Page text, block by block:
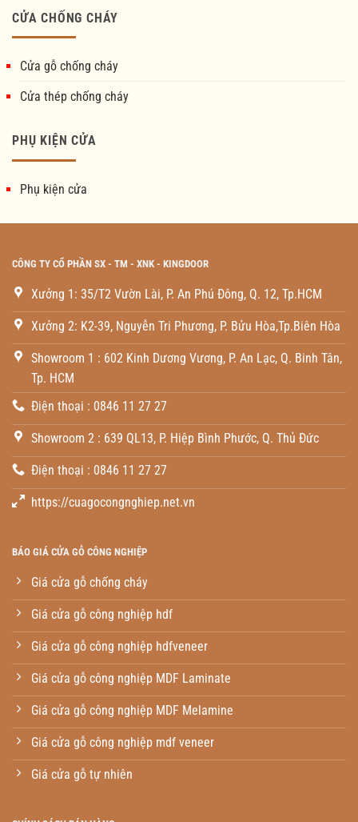
CỬA CHỐNG CHÁY
Cửa gỗ chống cháy
Cửa thép chống cháy
PHỤ KIỆN CỬA
Phụ kiện cửa
CÔNG TY CỔ PHẦN SX - TM - XNK - KINGDOOR
Xưởng 1: 35/T2 Vườn Lài, P. An Phú Đông, Q. 12, Tp.HCM
Xưởng 2: K2-39, Nguyễn Tri Phương, P. Bửu Hòa,Tp.Biên Hòa
Showroom 1 : 602 Kinh Dương Vương, P. An Lạc, Q. Binh Tân,
Tp. HCM
Điện thoại : 0846 11 27 27
Showroom 2 : 639 QL13, P. Hiệp Bình Phước, Q. Thủ Đức
Điện thoại : 0846 11 27 27
https://cuagocongnghiep.net.vn
BÁO GIÁ CỬA GỖ CÔNG NGHIỆP
Giá cửa gỗ chống cháy
Giá cửa gỗ công nghiệp hdf
Giá cửa gỗ công nghiệp hdfveneer
Giá cửa gỗ công nghiệp MDF Laminate
Giá cửa gỗ công nghiệp MDF Melamine
Giá cửa gỗ công nghiệp mdf veneer
Giá cửa gỗ tự nhiên